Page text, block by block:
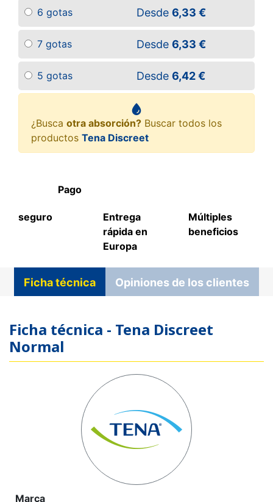
6 gotas Desde 6,33 €
7 gotas Desde 6,33 €
5 gotas Desde 6,42 €
¿Busca otra absorción? Buscar todos los
productos Tena Discreet
Pago
seguro
Entrega
rápida en
Europa
Múltiples
beneficios
Ficha técnica Opiniones de los clientes
Ficha técnica - Tena Discreet
Normal
Marca